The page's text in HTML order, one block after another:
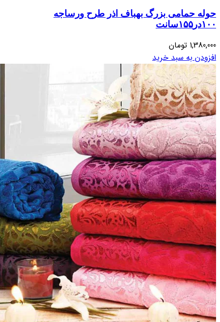
حوله حمامی بزرگ بهباف اذر طرح ورساجه
۱۰۰در۱۵۵سانت
1,380,000 تومان
افزودن به سبد خرید